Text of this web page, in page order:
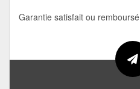
Garantie satisfait ou remboursé